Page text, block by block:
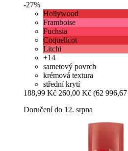
-27%
Hollywood
Framboise
Fuchsia
Coquelicot
Litchi
+14
sametový povrch
krémová textura
střední krytí
188,99 Kč 260,00 Kč (62
Doručení do 12. srpna